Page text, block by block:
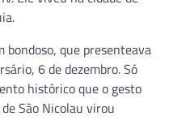
bondoso, que presenteava
6 de dezembro. Só
histórico que o gesto
São Nicolau virou